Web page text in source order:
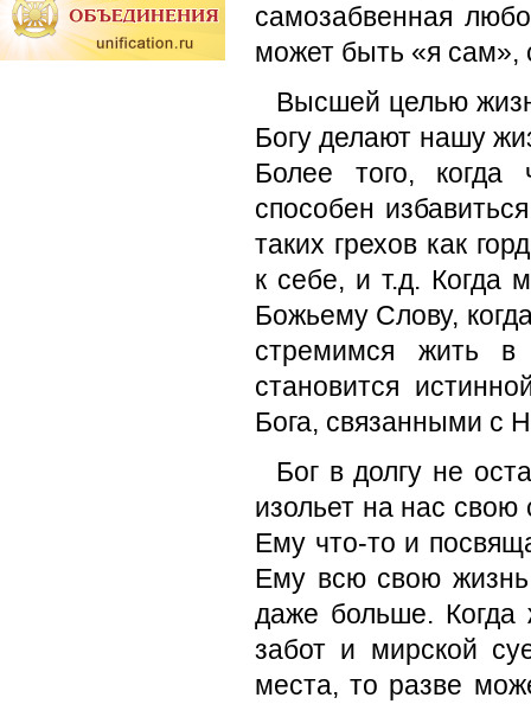
самозабвенная
может быть «я сам»,
Высшей целью
Богу делают нашу
Более того, когда
способен
таких грехов как
к себе, и т.д. Когда
Божьему Слову,
стремимся жить в
становится
Бога, связанными с
Бог в долгу не
изольет на нас
Ему что-то и
Ему всю свою
даже больше. Когда
забот и мирской
места, то разве